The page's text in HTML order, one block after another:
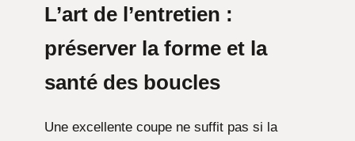
L’art de l’entretien :
préserver la forme et la
santé des boucles
Une excellente coupe ne suffit pas si la